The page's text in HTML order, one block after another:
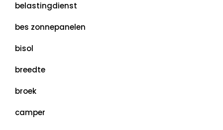
belastingdienst
bes zonnepanelen
bisol
breedte
broek
camper